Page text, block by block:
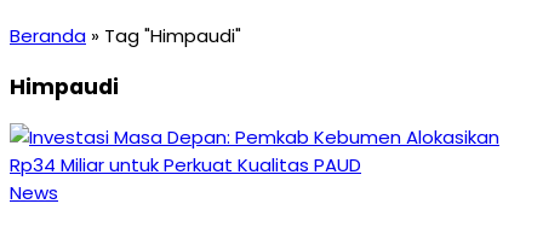
Beranda » Tag "Himpaudi"
Himpaudi
News